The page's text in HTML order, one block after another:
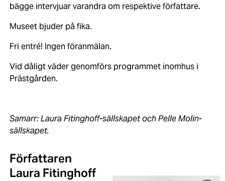
bägge intervjuar varandra om respektive författare.
Museet bjuder på fika.
Fri entré! Ingen föranmälan.
Vid dåligt väder genomförs programmet inomhus i
Prästgården.
Samarr: Laura Fitinghoff-sällskapet och Pelle Molin-
sällskapet.
Författaren
Laura Fitinghoff